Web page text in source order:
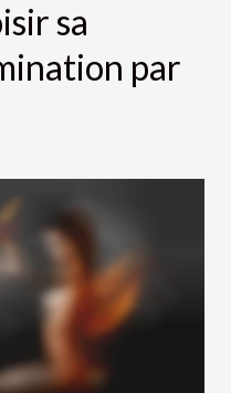
sa
par